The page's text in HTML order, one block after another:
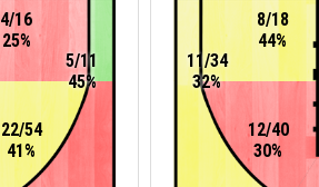
22/54
41%
4/16
25%
5/11
45%
12/40
30%
8/18
44%
11/34
32%